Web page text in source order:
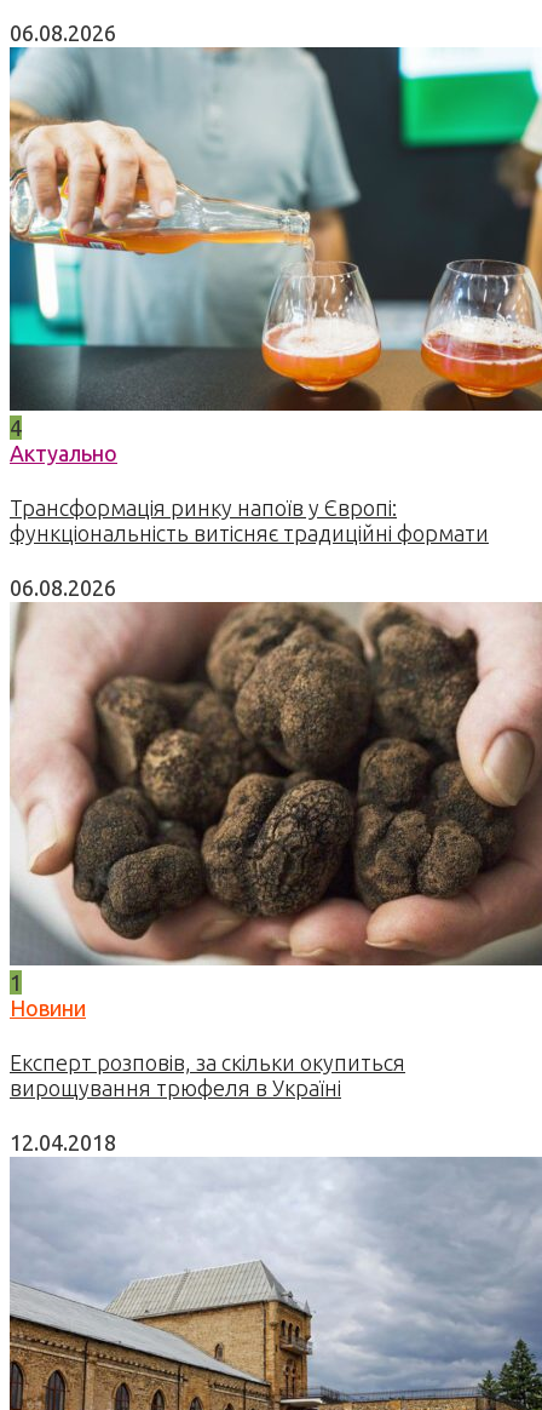
06.08.2026
4
Актуально
Трансформація ринку напоїв у Європі:
функціональність витісняє традиційні формати
06.08.2026
1
Новини
Експерт розповів, за скільки окупиться
вирощування трюфеля в Україні
12.04.2018